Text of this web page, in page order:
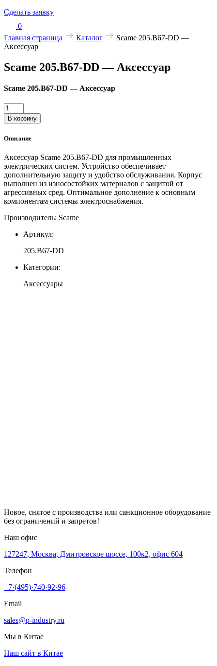
Сделать заявку
0
Главная страница
Каталог
Scame 205.B67-DD —
Аксессуар
Scame 205.B67-DD — Аксессуар
Scame 205.B67-DD — Аксессуар
Количество
товара
Scame
DD
Аксессуар
В корзину
Описание
Аксессуар Scame 205.B67-DD для промышленных
электрических систем. Устройство обеспечивает
дополнительную защиту и удобство обслуживания. Корпус
выполнен из износостойких материалов с защитой от
агрессивных сред. Оптимальное дополнение к основным
компонентам системы электроснабжения.
Производитель: Scame
Артикул:
205.B67-DD
Категории:
Аксессуары
Новое, снятое с производства или санкционное оборудование
без ограничений и запретов!
Наш офис
127247, Москва, Дмитровское шоссе, 100к2, офис 604
Телефон
+7·(495)·740·92·96
Email
sales@p-industry.ru
Мы в Китае
Наш сайт в Китае